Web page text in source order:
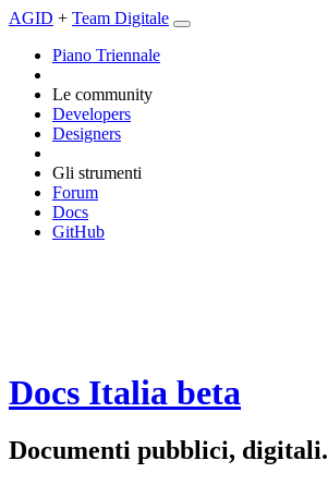
AGID + Team Digitale
Piano Triennale
Le community
Developers
Designers
Gli strumenti
Forum
Docs
GitHub
Docs Italia beta
Documenti pubblici, digitali.